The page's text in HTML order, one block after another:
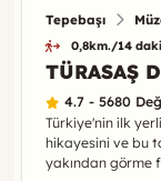
Tepebaşı
0,8km./14
TÜRASAŞ
4.7 - 5680
Türkiye'nin ilk
hikayesini ve bu
yakından görme